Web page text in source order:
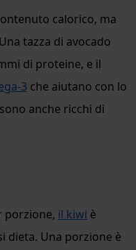
calorico, ma
tazza di avocado
di proteine, e il
3 che aiutano con lo
anche ricchi di
porzione, il kiwi è
dieta. Una porzione è